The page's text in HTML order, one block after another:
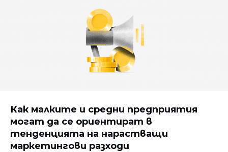
Как малките и средни предприятия
могат да се ориентират в
тенденцията на нарастващи
маркетингови разходи